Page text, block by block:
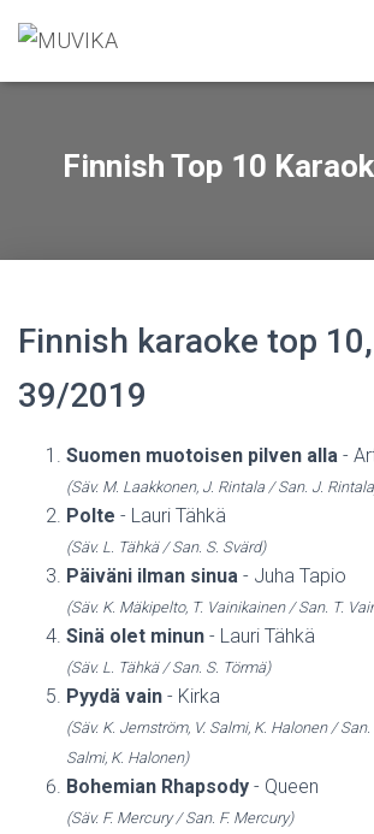
Finnish Top 10
Finnish karaoke top
39/2019
Suomen muotoisen pilven alla -
(Säv. M. Laakkonen, J. Rintala / San. J.
Polte - Lauri Tähkä
(Säv. L. Tähkä / San. S. Svärd)
Päiväni ilman sinua - Juha Tapio
(Säv. K. Mäkipelto, T. Vainikainen / San. T.
Sinä olet minun - Lauri Tähkä
(Säv. L. Tähkä / San. S. Törmä)
Pyydä vain - Kirka
(Säv. K. Jernström, V. Salmi, K. Halonen /
Salmi, K. Halonen)
Bohemian Rhapsody - Queen
(Säv. F. Mercury / San. F. Mercury)